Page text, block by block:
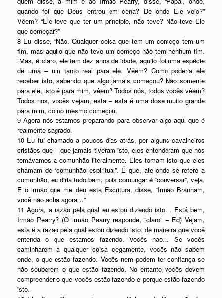
quando foi que Deus entrou em cena? De onde Ele veio?”
Vêem? “Ele teve que ter um principio, não teve? Não teve Ele
que começar?”
8 Eu disse, “Não. Qualquer coisa que tem um começo tem um
fim, mas aquilo que não teve um começo não tem nenhum fim.
“Mas, é claro, ele tem dez anos de idade, aquilo foi uma espécie
de uma – um tanto real para ele. Vêem? Como poderia ele
receber isto, sabendo que algo jamais começou? Não somente
para ele, isto é para mim, vêem? Todos nós, todos vocês vêem?
Todos nos, vocês vejam, esta – esta é uma dose muito grande
para mim, como mesmo começou.
9 Agora nós estamos preparando para observar algo aqui que é
realmente sagrado.
10 Eu fui chamado a poucos dias atrás, por alguns cavalheiros
cristãos que – que jamais tiveram isto, eles entenderam que nós
tomávamos a comunhão literalmente. Eles tomam isto que eles
chamam de “comunhão espiritual”. É que, ate onde se refere a
comunhão, eu diria tudo bem, pois comungar é “conversar”, veja.
E o irmão que me deu esta Escritura, disse, “Irmão Branham,
você não acha agora…”
11 Agora, a razão pela qual eu estou dizendo isto… Está bem,
Irmão Pearry? (O irmão Pearry responde, “claro” – Ed) Vejam,
esta é a razão pela qual estou dizendo isto, de maneira que você
entenda o que estamos fazendo. Vocês não… Se vocês
caminharem a qualquer coisa cegamente, vocês não sabem
onde, o que estão fazendo. Vocês nem podem ter confiança se
não souberem o que estão fazendo. No entanto vocês devem
compreender o que vocês estão fazendo e porque estão fazendo
isto.